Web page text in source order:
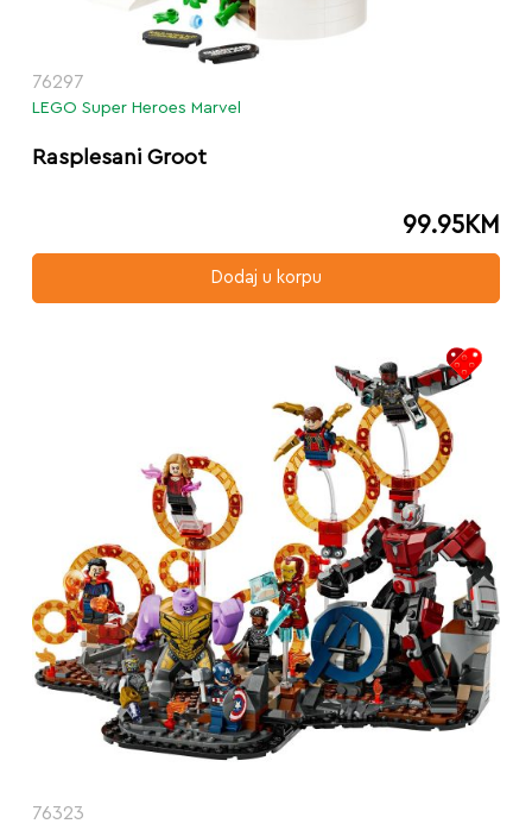
76297
LEGO Super Heroes Marvel
Rasplesani Groot
99.95KM
Dodaj u korpu
76323